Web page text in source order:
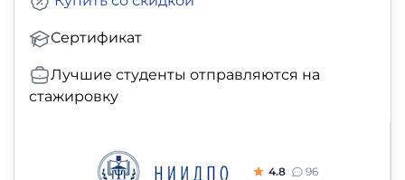
Сертификат
Лучшие студенты отправляются на
стажировку
4.8 96